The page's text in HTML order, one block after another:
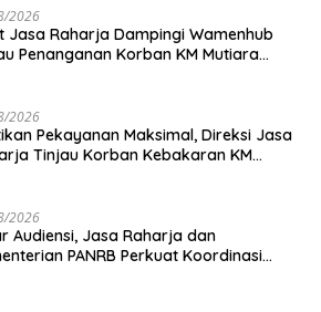
2026
Jasa Raharja Dampingi Wamenhub
Penanganan Korban KM Mutiara
2026
Pekayanan Maksimal, Direksi Jasa
Tinjau Korban Kebakaran KM
2026
Audiensi, Jasa Raharja dan
PANRB Perkuat Koordinasi